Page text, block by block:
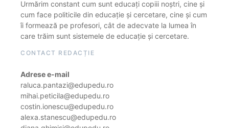
Urmărim constant cum sunt educați copiii noștri, cine și
cum face politicile din educație și cercetare, cine și cum
îi formează pe profesori, cât de adecvate la lumea în
care trăim sunt sistemele de educație și cercetare.
CONTACT REDACȚIE
Adrese e-mail
raluca.pantazi@edupedu.ro
mihai.peticila@edupedu.ro
costin.ionescu@edupedu.ro
alexa.stanescu@edupedu.ro